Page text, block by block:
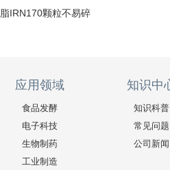
IRN170颗粒不易碎
应用领域
食品发酵
电子科技
生物制药
工业制造
知识中
知识科普
常见问题
公司新闻